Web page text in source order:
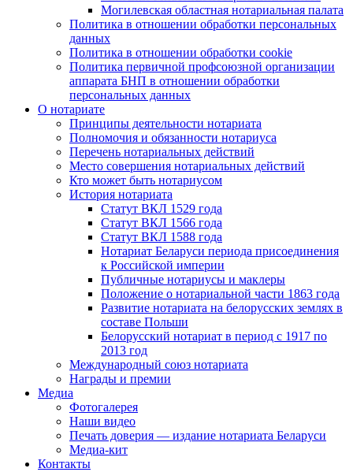
Могилевская областная нотариальная палата
Политика в отношении обработки персональных
данных
Политика в отношении обработки cookie
Политика первичной профсоюзной организации
аппарата БНП в отношении обработки
персональных данных
О нотариате
Принципы деятельности нотариата
Полномочия и обязанности нотариуса
Перечень нотариальных действий
Место совершения нотариальных действий
Кто может быть нотариусом
История нотариата
Статут ВКЛ 1529 года
Статут ВКЛ 1566 года
Статут ВКЛ 1588 года
Нотариат Беларуси периода присоединения
к Российской империи
Публичные нотариусы и маклеры
Положение о нотариальной части 1863 года
Развитие нотариата на белорусских землях в
составе Польши
Белорусский нотариат в период с 1917 по
2013 год
Международный союз нотариата
Награды и премии
Медиа
Фотогалерея
Наши видео
Печать доверия — издание нотариата Беларуси
Медиа-кит
Контакты